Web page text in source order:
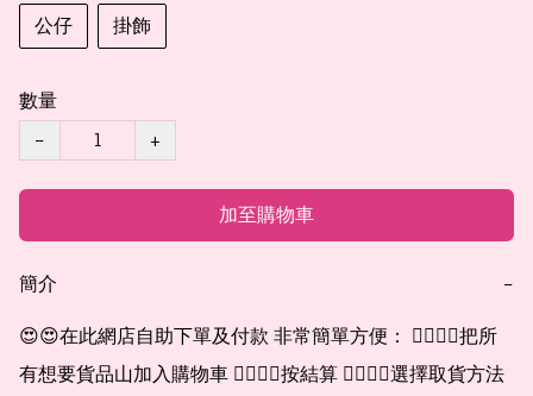
公仔
掛飾
數量
−
+
加至購物車
簡介 −
😍😍在此網店自助下單及付款 非常簡單方便： 👉🏻👉🏻把所
有想要貨品山加入購物車 👉🏻👉🏻按結算 👉🏻👉🏻選擇取貨方法